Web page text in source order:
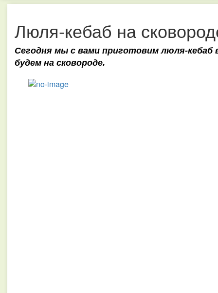
Люля-кебаб на
Сегодня мы с вами приготовим люля-
будем на сковороде.